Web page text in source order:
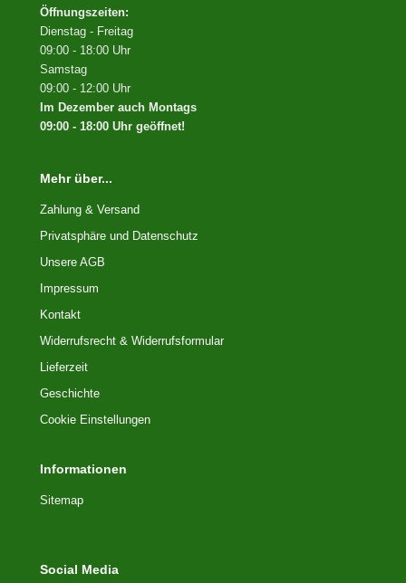
Öffnungszeiten:
Dienstag - Freitag
09:00 - 18:00 Uhr
Samstag
09:00 - 12:00 Uhr
Im Dezember auch Montags
09:00 - 18:00 Uhr geöffnet!
Mehr über...
Zahlung & Versand
Privatsphäre und Datenschutz
Unsere AGB
Impressum
Kontakt
Widerrufsrecht & Widerrufsformular
Lieferzeit
Geschichte
Cookie Einstellungen
Informationen
Sitemap
Social Media